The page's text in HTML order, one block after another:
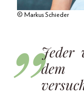
© Markus Schieder
Jeder
dem